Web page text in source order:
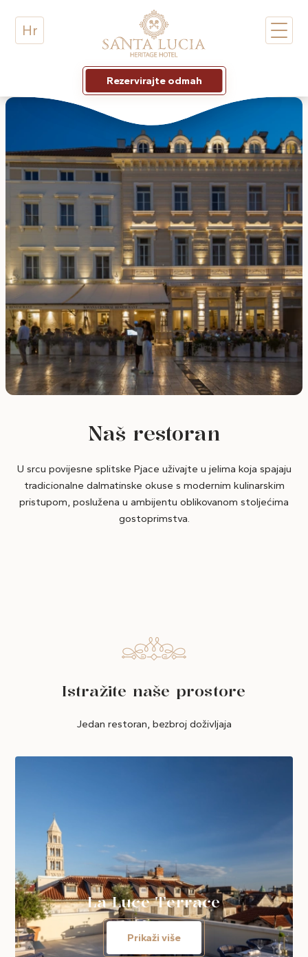
Hr
Rezervirajte odmah
Naš restoran
U srcu povijesne splitske Pjace uživajte u jelima koja spajaju
tradicionalne dalmatinske okuse s modernim kulinarskim
pristupom, poslužena u ambijentu oblikovanom stoljećima
gostoprimstva.
Istražite naše prostore
Jedan restoran, bezbroj doživljaja
La Luce Terrace
Prikaži više